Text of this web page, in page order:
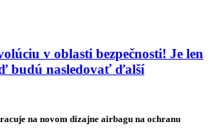
v oblasti bezpečnosti! Je len
budú nasledovať ďalší
na novom dizajne airbagu na ochranu